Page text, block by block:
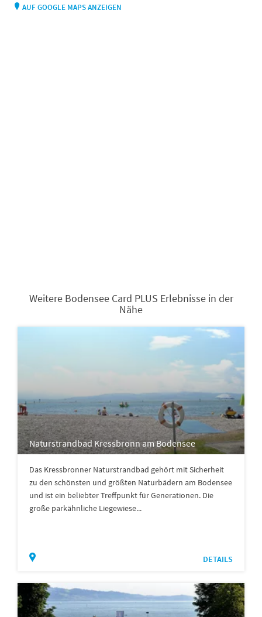
AUF GOOGLE MAPS ANZEIGEN
Weitere Bodensee Card PLUS Erlebnisse in der
Nähe
Naturstrandbad Kressbronn am Bodensee
Das Kressbronner Naturstrandbad gehört mit Sicherheit
zu den schönsten und größten Naturbädern am Bodensee
und ist ein beliebter Treffpunkt für Generationen. Die
große parkähnliche Liegewiese...
DETAILS